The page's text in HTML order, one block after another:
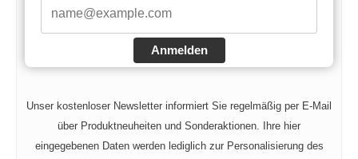
Anmelden
Unser kostenloser Newsletter informiert Sie regelmäßig per E-Mail
über Produktneuheiten und Sonderaktionen. Ihre hier
eingegebenen Daten werden lediglich zur Personalisierung des